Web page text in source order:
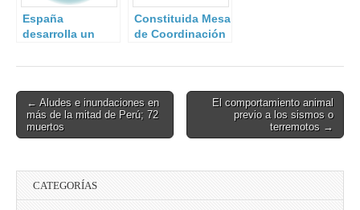
España
desarrolla un
neutralizar
servicio del
terrorismo, el
crimen y el
espionaje
Constituida Mesa
de Coordinación
de
Críticas
Post
navigation
← Aludes e inundaciones en
más de la mitad de Perú; 72
muertos
El comportamiento animal
previo a los sismos o
terremotos →
CATEGORÍAS